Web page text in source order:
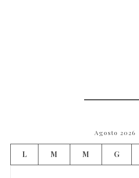
Agosto 2026
L M M G